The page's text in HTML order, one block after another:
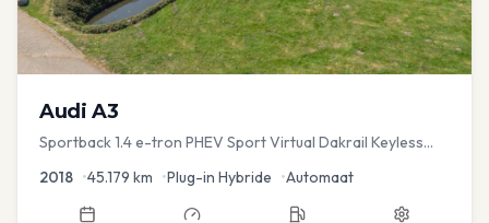
Audi A3
Sportback 1.4 e-tron PHEV Sport Virtual Dakrail Keyless
2018 •45.179 km •Plug-in Hybride •Automaat